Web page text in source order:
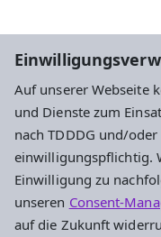
Auf unserer Webseite
und Dienste zum
nach TDDDG und/oder
einwilligungspflichtig.
Einwilligung zu
unseren Consent-
auf die Zukunft
Datenschutz
Cookie-Einstellungen
Kontakt